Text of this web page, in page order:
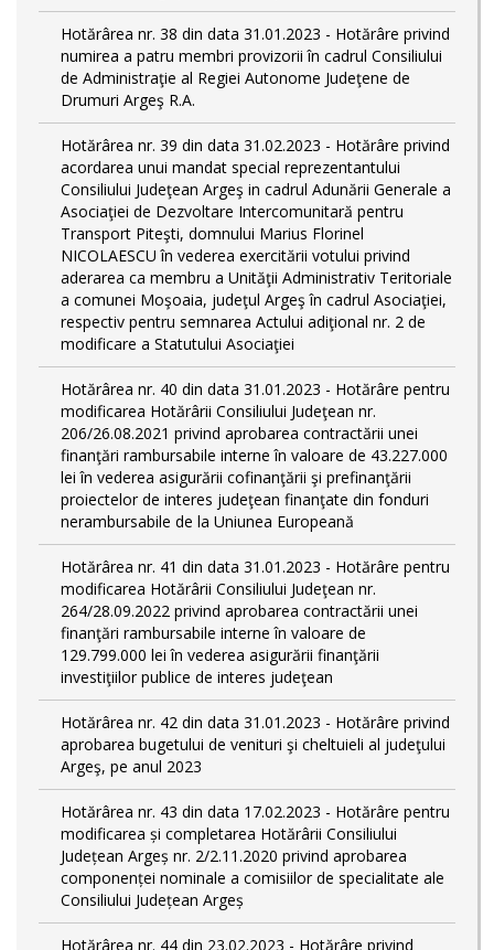
Hotărârea nr. 38 din data 31.01.2023 - Hotărâre privind
numirea a patru membri provizorii în cadrul Consiliului
de Administraţie al Regiei Autonome Judeţene de
Drumuri Argeş R.A.
Hotărârea nr. 39 din data 31.02.2023 - Hotărâre privind
acordarea unui mandat special reprezentantului
Consiliului Judeţean Argeş in cadrul Adunării Generale a
Asociaţiei de Dezvoltare Intercomunitară pentru
Transport Piteşti, domnului Marius Florinel
NICOLAESCU în vederea exercitării votului privind
aderarea ca membru a Unităţii Administrativ Teritoriale
a comunei Moşoaia, judeţul Argeş în cadrul Asociaţiei,
respectiv pentru semnarea Actului adiţional nr. 2 de
modificare a Statutului Asociaţiei
Hotărârea nr. 40 din data 31.01.2023 - Hotărâre pentru
modificarea Hotărârii Consiliului Judeţean nr.
206/26.08.2021 privind aprobarea contractării unei
finanţări rambursabile interne în valoare de 43.227.000
lei în vederea asigurării cofinanţării şi prefinanţării
proiectelor de interes judeţean finanţate din fonduri
nerambursabile de la Uniunea Europeană
Hotărârea nr. 41 din data 31.01.2023 - Hotărâre pentru
modificarea Hotărârii Consiliului Judeţean nr.
264/28.09.2022 privind aprobarea contractării unei
finanţări rambursabile interne în valoare de
129.799.000 lei în vederea asigurării finanţării
investiţiilor publice de interes judeţean
Hotărârea nr. 42 din data 31.01.2023 - Hotărâre privind
aprobarea bugetului de venituri şi cheltuieli al judeţului
Argeş, pe anul 2023
Hotărârea nr. 43 din data 17.02.2023 - Hotărâre pentru
modificarea și completarea Hotărârii Consiliului
Județean Argeș nr. 2/2.11.2020 privind aprobarea
componenței nominale a comisiilor de specialitate ale
Consiliului Județean Argeș
Hotărârea nr. 44 din 23.02.2023 - Hotărâre privind